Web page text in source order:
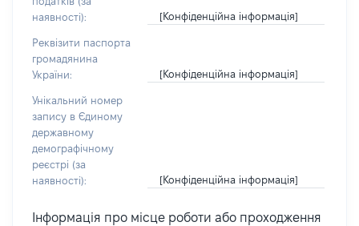
наявності):
[Конфіденційна інформація]
Реквізити паспорта
громадянина
України:
[Конфіденційна інформація]
Унікальний номер
запису в Єдиному
державному
демографічному
реєстрі (за
наявності):
[Конфіденційна інформація]
Інформація про місце роботи або проходження